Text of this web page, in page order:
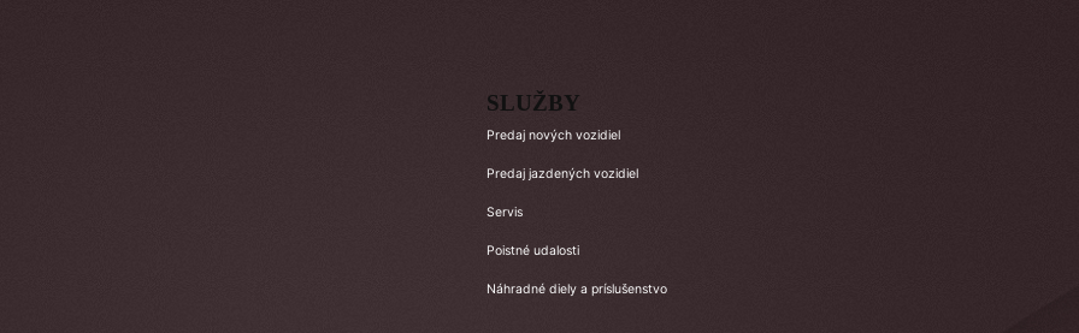
SLUŽBY
Predaj nových vozidiel
Predaj jazdených vozidiel
Servis
Poistné udalosti
Náhradné diely a príslušenstvo